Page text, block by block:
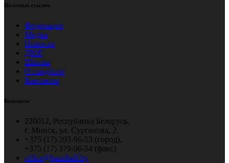
Полезные ссылки
Федерация
Медиа
Новости
ДЮГ
Школы
О гандболе
Контакты
Контакты
220012, Республика Беларусь,
г. Минск, ул. Сурганова, 2
+375 (17) 393-96-53 (город),
+375 (17) 379-96-54 (факс)
office@handball.by